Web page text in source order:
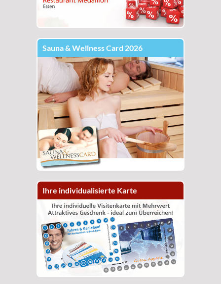
Sauna & Wellness Card 2026
Ihre individualisierte Karte